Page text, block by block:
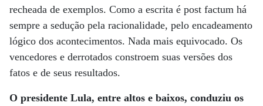
recheada de exemplos. Como a escrita é post factum há
sempre a sedução pela racionalidade, pelo encadeamento
lógico dos acontecimentos. Nada mais equivocado. Os
vencedores e derrotados constroem suas versões dos
fatos e de seus resultados.
O presidente Lula, entre altos e baixos, conduziu os